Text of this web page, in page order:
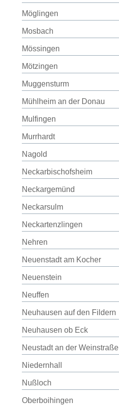
Möglingen
Mosbach
Mössingen
Mötzingen
Muggensturm
Mühlheim an der Donau
Mulfingen
Murrhardt
Nagold
Neckarbischofsheim
Neckargemünd
Neckarsulm
Neckartenzlingen
Nehren
Neuenstadt am Kocher
Neuenstein
Neuffen
Neuhausen auf den Fildern
Neuhausen ob Eck
Neustadt an der Weinstraße
Niedernhall
Nußloch
Oberboihingen